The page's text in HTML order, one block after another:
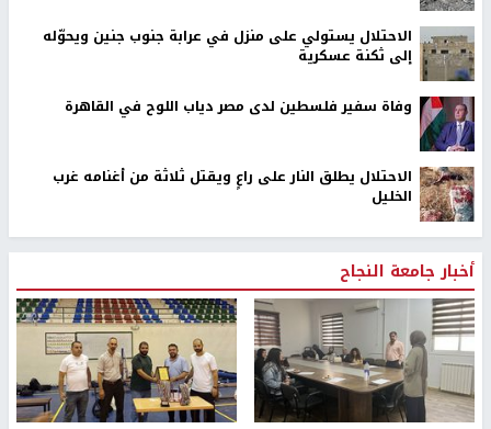
الاحتلال يستولي على منزل في عرابة جنوب جنين ويحوّله
إلى ثكنة عسكرية
وفاة سفير فلسطين لدى مصر دياب اللوح في القاهرة
الاحتلال يطلق النار على راعٍ ويقتل ثلاثة من أغنامه غرب
الخليل
أخبار جامعة النجاح